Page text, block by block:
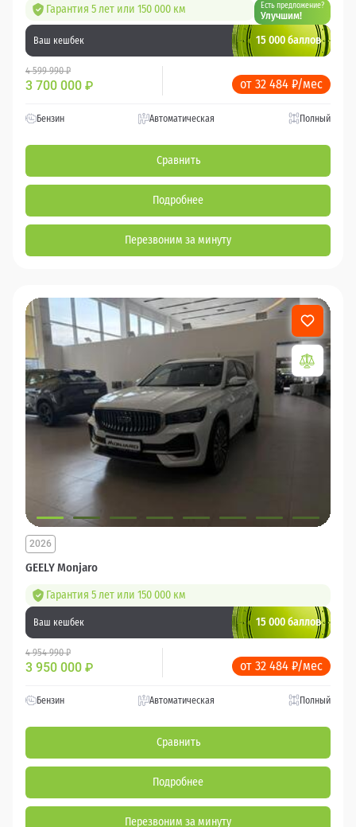
Гарантия 5 лет или 150 000 км Есть предложение?
Улучшим!
Ваш кешбек 15 000 баллов
4 599 990 ₽
3 700 000 ₽ от 32 484 ₽/мес
Бензин Автоматическая Полный
Сравнить
Подробнее
Перезвоним за минуту
GEELY Monjaro
2026
Гарантия 5 лет или 150 000 км
Ваш кешбек 15 000 баллов
4 954 990 ₽
3 950 000 ₽ от 32 484 ₽/мес
Бензин Автоматическая Полный
Сравнить
Подробнее
Перезвоним за минуту